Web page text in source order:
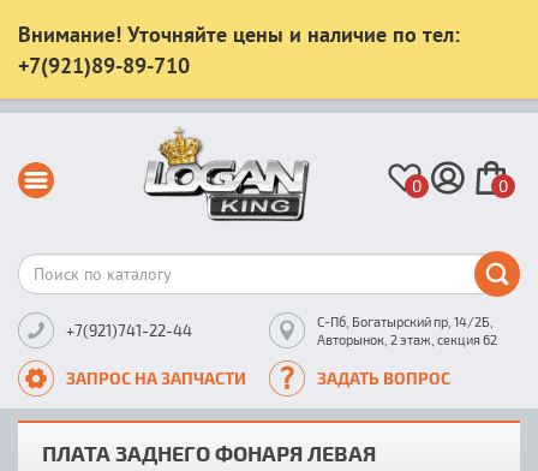
Внимание! Уточняйте цены и наличие по тел:
+7(921)89-89-710
0 0
+7(921)741-22-44
С-Пб, Богатырский пр, 14/2Б,
Авторынок, 2 этаж, секция 62
ЗАПРОС НА ЗАПЧАСТИ ЗАДАТЬ ВОПРОС
ПЛАТА ЗАДНЕГО ФОНАРЯ ЛЕВАЯ